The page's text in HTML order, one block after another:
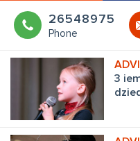
26548975
Phone
3